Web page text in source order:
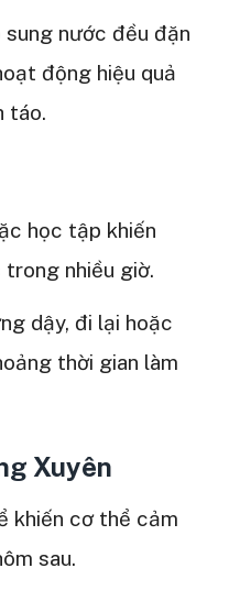
nước đều đặn
động hiệu quả
táo.
học tập khiến
nhiều giờ.
dậy, đi lại hoặc
thời gian làm
Xuyên
khiến cơ thể cảm
sau.